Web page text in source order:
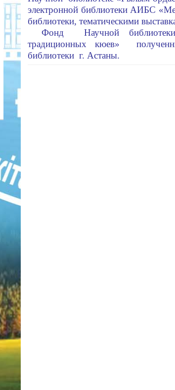
электронной библиотеки АИБС
библиотеки, тематическими
Фонд Научной
традиционных кюев»
библиотеки г. Астаны.